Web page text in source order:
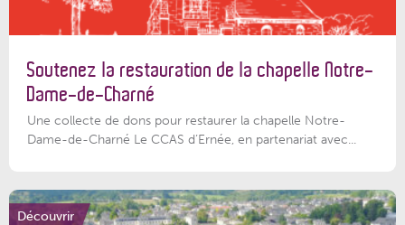
Soutenez la restauration de la chapelle Notre-
Dame-de-Charné
Une collecte de dons pour restaurer la chapelle Notre-
Dame-de-Charné Le CCAS d’Ernée, en partenariat avec...
Découvrir